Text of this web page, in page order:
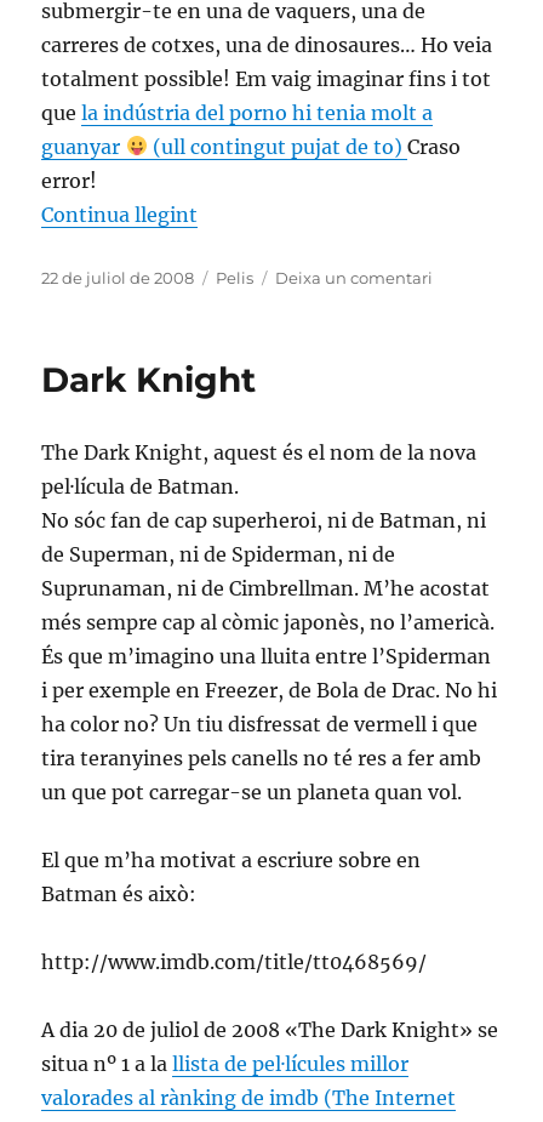
submergir-te en una de vaquers, una de
carreres de cotxes, una de dinosaures… Ho veia
totalment possible!Em vaig imaginar fins i tot
quela indústria del porno hi tenia molt a
guanyar
(ull contingut pujat de to) Craso
error!
Continua llegint
Publicat
22 de juliol de 2008 Categories
Pelis Deixa un comentari
Dark Knight
The Dark Knight, aquest és el nom de la nova
pel·lícula de Batman.
No sóc fan de cap superheroi, ni de Batman, ni
de Superman, ni de Spiderman, ni de
Suprunaman, ni de Cimbrellman. M’he acostat
més sempre cap al còmic japonès, no l’americà.
És que m’imagino una lluita entre l’Spiderman
i per exemple en Freezer, de Bola de Drac. No hi
ha color no? Un tiu disfressat de vermell i que
tira teranyines pels canells no té res a fer amb
un que pot carregar-se un planeta quan vol.
El que m’ha motivat a escriure sobre en
Batman és això:
http://www.imdb.com/title/tt0468569/
A dia 20 de juliol de 2008 «The Dark Knight» se
situa nº 1 a lallista de pel·lícules millor
valorades al rànking de imdb (The Internet